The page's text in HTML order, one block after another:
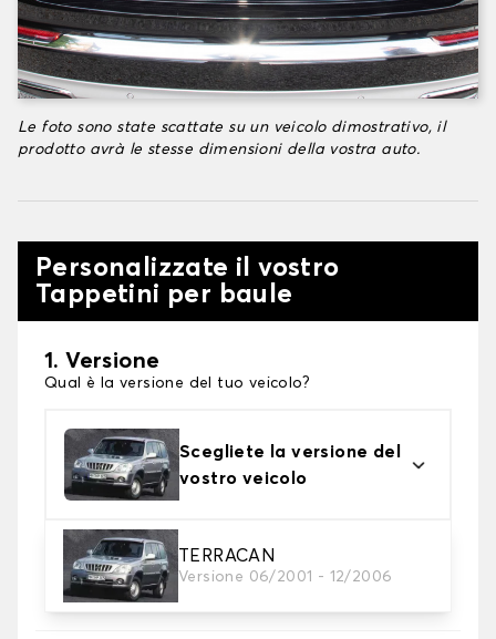
Le foto sono state scattate su un veicolo dimostrativo, il
prodotto avrà le stesse dimensioni della vostra auto.
Personalizzate il vostro
Tappetini per baule
1. Versione
Qual è la versione del tuo veicolo?
Scegliete la versione del
vostro veicolo
TERRACAN
Versione 06/2001 - 12/2006
2. Materiale
scegli il materiale del tappetini per baule